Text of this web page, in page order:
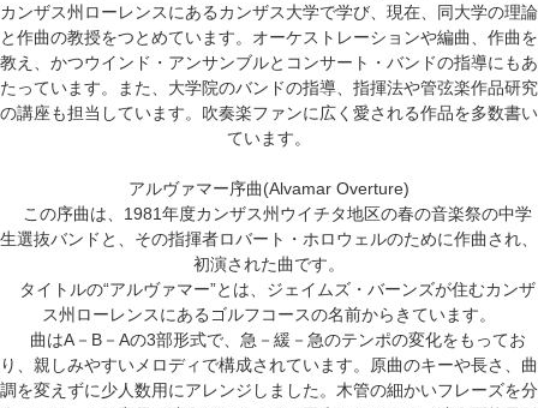
カンザス州ローレンスにあるカンザス大学で学び、現在、同大学の理論
と作曲の教授をつとめています。オーケストレーションや編曲、作曲を
教え、かつウインド・アンサンブルとコンサート・バンドの指導にもあ
たっています。また、大学院のバンドの指導、指揮法や管弦楽作品研究
の講座も担当しています。吹奏楽ファンに広く愛される作品を多数書い
ています。
アルヴァマー序曲(Alvamar Overture)
この序曲は、1981年度カンザス州ウイチタ地区の春の音楽祭の中学
生選抜バンドと、その指揮者ロバート・ホロウェルのために作曲され、
初演された曲です。
タイトルの“アルヴァマー”とは、ジェイムズ・バーンズが住むカンザ
ス州ローレンスにあるゴルフコースの名前からきています。
曲はA－B－Aの3部形式で、急－緩－急のテンポの変化をもってお
り、親しみやすいメロディで構成されています。原曲のキーや長さ、曲
調を変えずに少人数用にアレンジしました。木管の細かいフレーズを分